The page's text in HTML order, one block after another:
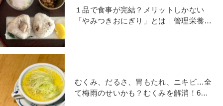
１品で食事が完結？メリットしかない
「やみつきおにぎり」とは｜管理栄養士
むくみ、だるさ、胃もたれ、ニキビ…全
て梅雨のせいかも？むくみを解消！6月